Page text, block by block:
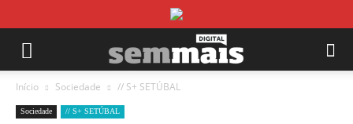
Início Sociedade // S+ SETÚBAL
Sociedade // S+ SETÚBAL